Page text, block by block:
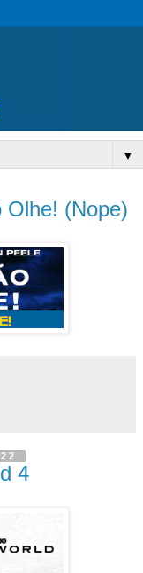
▼
Olhe! (Nope)
4